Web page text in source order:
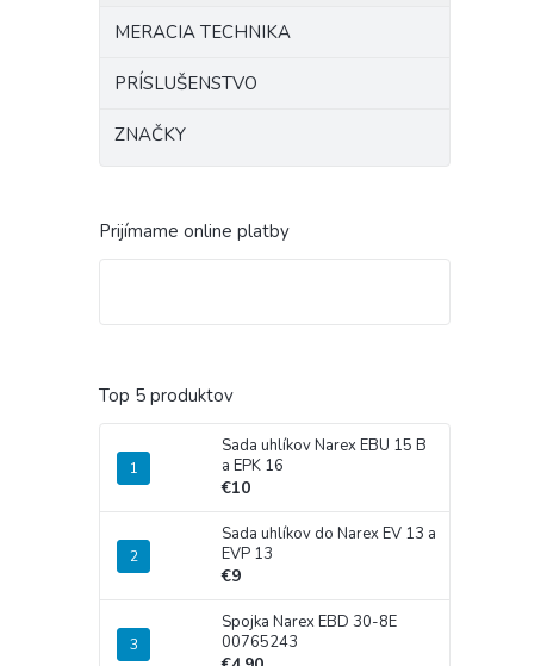
MERACIA TECHNIKA
PRÍSLUŠENSTVO
ZNAČKY
Prijímame online platby
Top 5 produktov
Sada uhlíkov Narex EBU 15 B
a EPK 16
€10
Sada uhlíkov do Narex EV 13 a
EVP 13
€9
Spojka Narex EBD 30-8E
00765243